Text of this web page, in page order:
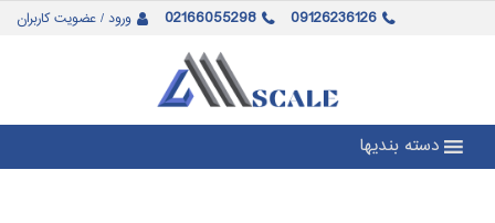
ورود / عضویت کاربران 02166055298 09126236126
دسته بندیها